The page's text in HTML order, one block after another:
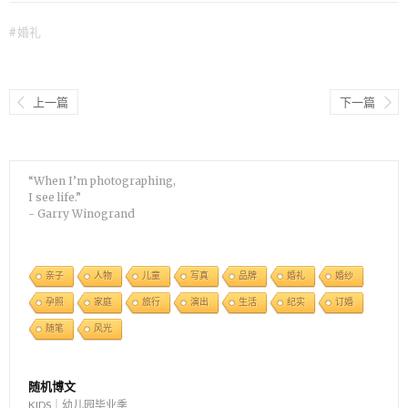
#婚礼
下一篇
上一篇
“When I’m photographing,
I see life.”
- Garry Winogrand
亲子 人物 儿童 写真 品牌 婚礼 婚纱
孕照 家庭 旅行 演出 生活 纪实 订婚
随笔 风光
随机博文
KIDS｜幼儿园毕业季